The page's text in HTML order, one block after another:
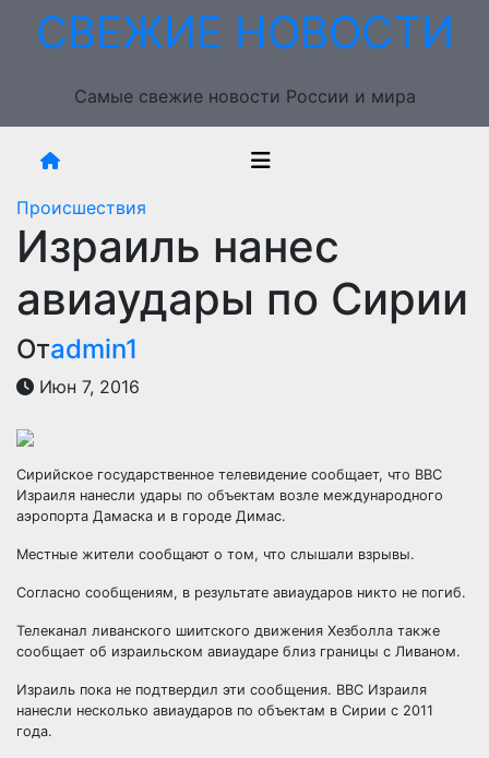
ПерейтиСВЕЖИЕ НОВОСТИ
Самые свежие новости России и мира
Происшествия
Израиль нанес
авиаудары по Сирии
Отadmin1
Июн 7, 2016
Сирийское государственное телевидение сообщает, что ВВС
Израиля нанесли удары по объектам возле международного
аэропорта Дамаска и в городе Димас.
Местные жители сообщают о том, что слышали взрывы.
Согласно сообщениям, в результате авиаударов никто не погиб.
Телеканал ливанского шиитского движения Хезболла также
сообщает об израильском авиаударе близ границы с Ливаном.
Израиль пока не подтвердил эти сообщения. ВВС Израиля
нанесли несколько авиаударов по объектам в Сирии с 2011
года.